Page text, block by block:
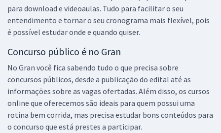
para download e videoaulas. Tudo para facilitar o seu
entendimento e tornar o seu cronograma mais flexível, pois
é possível estudar onde e quando quiser.
Concurso público é no Gran
No Gran você fica sabendo tudo o que precisa sobre
concursos públicos, desde a publicação do edital até as
informações sobre as vagas ofertadas. Além disso, os cursos
online que oferecemos são ideais para quem possui uma
rotina bem corrida, mas precisa estudar bons conteúdos para
o concurso que está prestes a participar.